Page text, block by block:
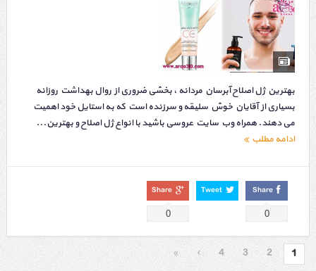
بهترین ژل اصلاح آبرسان مردانه ، بخشی ضروری از روال بهداشت روزانه
بسیاری از آقایان خوش سلیقه و سرزنده است که به استایل خود اهمیت
می دهند. همراه وب سایت عروسی باشید با انواع ژل اصلاح و بهترین...
ادامه مطلب
Share
0
Tweet
Share
0
1
2
3
4
›
»